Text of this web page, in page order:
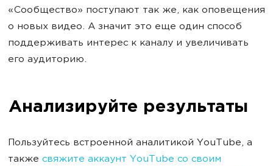
«Сообщество» поступают так же, как оповещения
о новых видео. А значит это еще один способ
поддерживать интерес к каналу и увеличивать
его аудиторию.
Анализируйте результаты
Пользуйтесь встроенной аналитикой YouTube, а
также свяжите аккаунт YouTube со своим